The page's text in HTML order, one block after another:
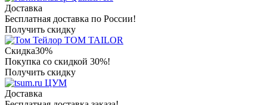
Доставка
Бесплатная доставка по России!
Получить скидку
TOM TAILOR
Скидка30%
Покупка со скидкой 30%!
Получить скидку
ЦУМ
Доставка